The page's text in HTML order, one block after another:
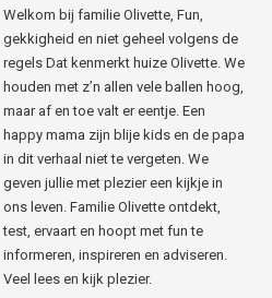
Welkom bij familie Olivette, Fun,
gekkigheid en niet geheel volgens de
regels Dat kenmerkt huize Olivette. We
houden met z’n allen vele ballen hoog,
maar af en toe valt er eentje. Een
happy mama zijn blije kids en de papa
in dit verhaal niet te vergeten. We
geven jullie met plezier een kijkje in
ons leven. Familie Olivette ontdekt,
test, ervaart en hoopt met fun te
informeren, inspireren en adviseren.
Veel lees en kijk plezier.